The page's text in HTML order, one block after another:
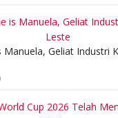
Manuela, Geliat Industri